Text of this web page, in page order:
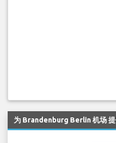
为 Brandenburg Berlin 机场